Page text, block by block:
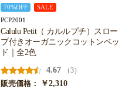
70%OFF SALE
PCP2001
Calulu Petit（ カルルプチ）スロー
プ付きオーガニックコットンベッ
ド｜全2色
4.67
（3）
販売価格：
￥2,310